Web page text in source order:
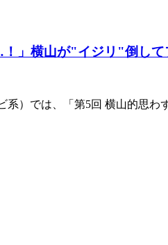
」横山が"イジリ"倒して
）では、「第5回 横山的思